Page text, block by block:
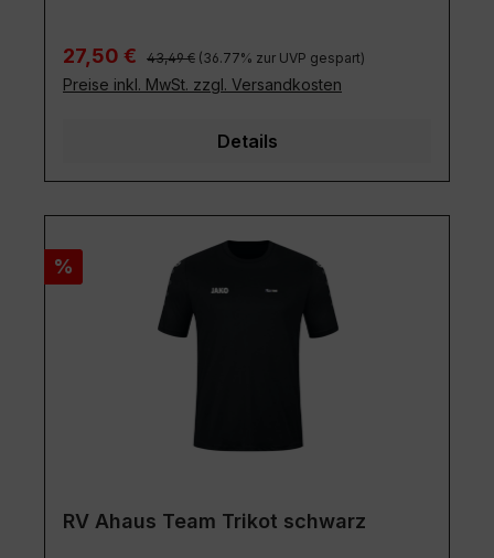
Verkaufspreis:
27,50 € Regulärer Preis:
43,49 € (36.77% zur UVP gespart)
Preise inkl. MwSt. zzgl. Versandkosten
Details
Rabatt
%
RV Ahaus Team Trikot schwarz